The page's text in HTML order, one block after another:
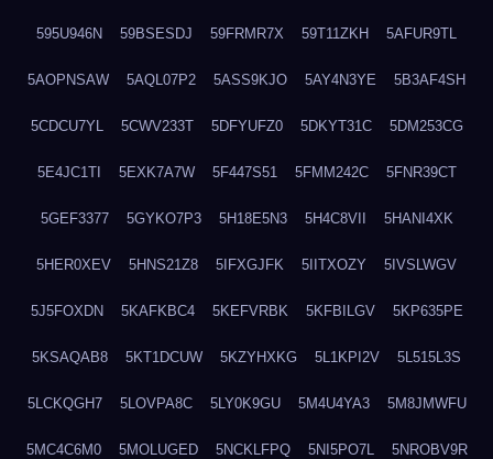
595U946N 59BSESDJ 59FRMR7X 59T11ZKH 5AFUR9TL
5AOPNSAW 5AQL07P2 5ASS9KJO 5AY4N3YE 5B3AF4SH
5CDCU7YL 5CWV233T 5DFYUFZ0 5DKYT31C 5DM253CG
5E4JC1TI 5EXK7A7W 5F447S51 5FMM242C 5FNR39CT
5GEF3377 5GYKO7P3 5H18E5N3 5H4C8VII 5HANI4XK
5HER0XEV 5HNS21Z8 5IFXGJFK 5IITXOZY 5IVSLWGV
5J5FOXDN 5KAFKBC4 5KEFVRBK 5KFBILGV 5KP635PE
5KSAQAB8 5KT1DCUW 5KZYHXKG 5L1KPI2V 5L515L3S
5LCKQGH7 5LOVPA8C 5LY0K9GU 5M4U4YA3 5M8JMWFU
5MC4C6M0 5MOLUGED 5NCKLFPQ 5NI5PO7L 5NROBV9R